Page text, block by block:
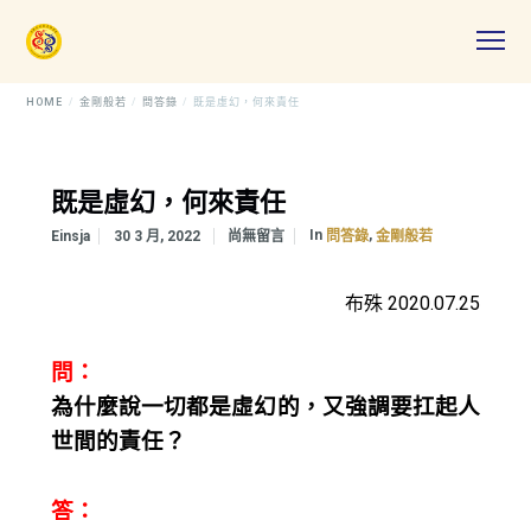
HOME 金剛般若 問答錄 既是虛幻，何來責任
既是虛幻，何來責任
Einsja 30 3 月, 2022 尚無留言 In 問答錄, 金剛般若
布殊 2020.07.25
問：
為什麼說一切都是虛幻的，又強調要扛起人
世間的責任？
答：